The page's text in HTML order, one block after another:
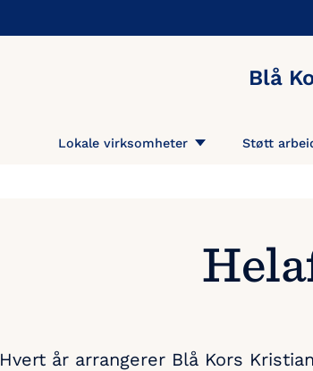
Blå
Lokale virksomheter Støtt
Hvert år arrangerer Blå Kors